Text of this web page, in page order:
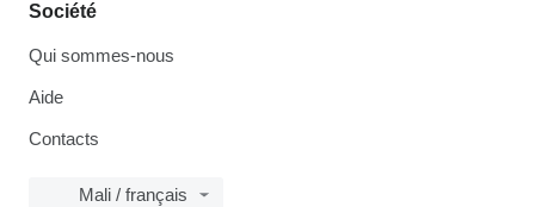
Société
Qui sommes-nous
Aide
Contacts
Mali / français